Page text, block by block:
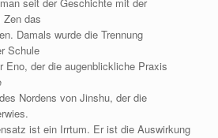
Zen das
Damals wurde die Trennung
Schule
Eno, der die augenblickliche Praxis
Nordens von Jinshu, der die
ist ein Irrtum. Er ist die Auswirkung